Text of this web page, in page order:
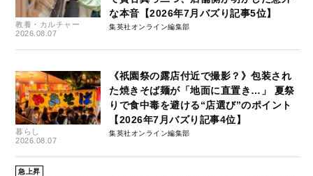
教養・カルチャー
2026.08.07
な本音【2026年7月バズり記事5位】
集英社オンライン編集部
暮らし
2026.08.07
《祇園祭の露店付近で撮影？》包装され
た焼きそば麺が「地面に直置き…」 夏祭
りで食中毒を避ける“店選び”のポイント
【2026年7月バズり記事4位】
集英社オンライン編集部
急上昇